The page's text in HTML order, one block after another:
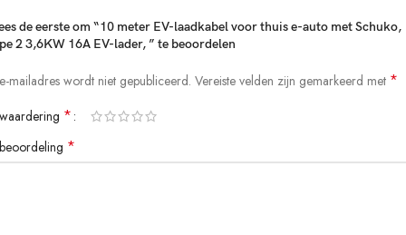
de eerste om “10 meter EV-laadkabel voor thuis e-auto met Schuko,
2 3,6KW 16A EV-lader, ​” te beoordelen
mailadres wordt niet gepubliceerd. Vereiste velden zijn gemarkeerd met *
*
*